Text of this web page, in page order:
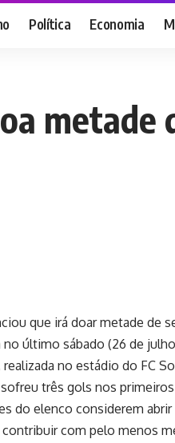
Política Economia
que irá doar metade de
último sábado (26 de
no estádio do FC
três gols nos
do elenco considerem
com pelo menos